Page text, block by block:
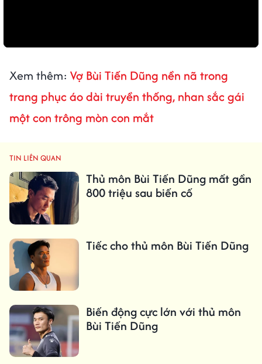
Xem thêm: Vợ Bùi Tiến Dũng nền nã trong
trang phục áo dài truyền thống, nhan sắc gái
một con trông mòn con mắt
TIN LIÊN QUAN
Thủ môn Bùi Tiến Dũng mất gần
800 triệu sau biến cố
Tiếc cho thủ môn Bùi Tiến Dũng
Biến động cực lớn với thủ môn
Bùi Tiến Dũng